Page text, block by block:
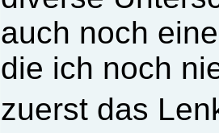
auch noch
die ich noch
zuerst das